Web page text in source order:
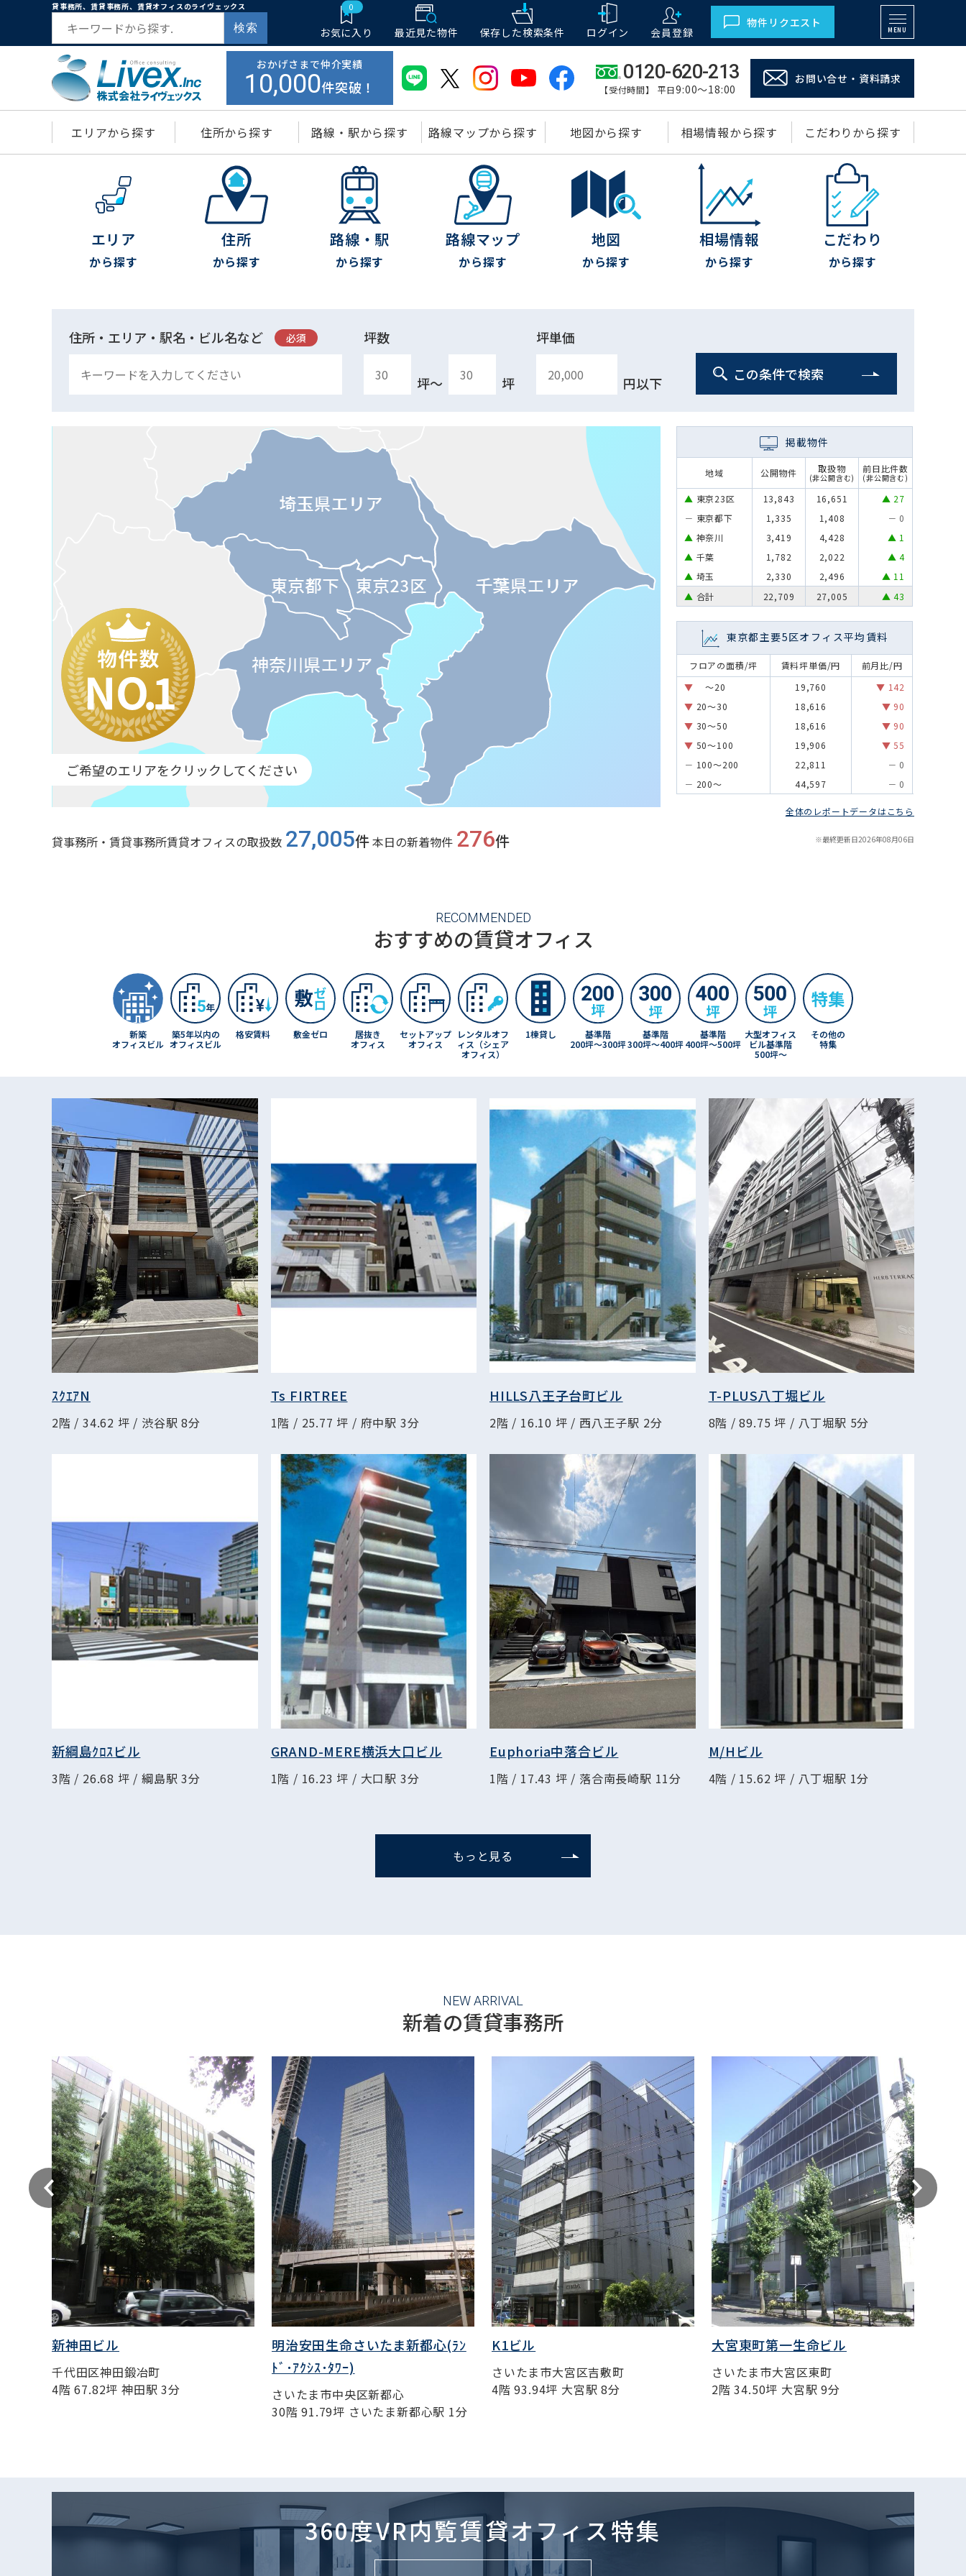
貸事務所、賃貸事務所、賃貸オフィスのライヴェックス
検索
0
お気に入り 最近見た物件 保存した検索条件 ログイン 会員登録
物件リクエスト
MENU
おかげさまで仲介実績
10,000件突破！
0120-620-213
【受付時間】 平日9:00～18:00
お問い合せ・資料請求
エリアから探す 住所から探す 路線・駅から探す 路線マップから探す 地図から探す 相場情報から探す こだわりから探す
エリア
から探す
住所
から探す
路線・駅
から探す
路線マップ
から探す
地図
から探す
相場情報
から探す
こだわり
から探す
住所・エリア・駅名・ビル名など 必須 坪数
坪〜 坪
坪単価
円以下 この条件で検索
ご希望のエリアをクリックしてください
掲載物件
地域 公開物件 取扱物
(非公開含む)
前⽇⽐件数
(非公開含む)
東京23区 13,843 16,651
27
東京都下
1,335 1,408
0
神奈川
3,419 4,428
1
千葉
1,782 2,022
4
埼玉
2,330 2,496
11
合計
22,709 27,005 43
東京都主要5区オフィス平均賃料
フロアの面積/坪 賃料坪単価/円
前月比/円
～20
19,760
142
20～30
18,616
90
30～50
18,616
90
50～100
19,906
55
100～200
22,811
0
200～
44,597 0
全体のレポートデータはこちら
貸事務所・賃貸事務所賃貸オフィスの取扱数 27,005件本日の新着物件 276件 ※最終更新⽇2026年08月06日
RECOMMENDED
おすすめの賃貸オフィス
新築
オフィスビル
築5年以内の
オフィスビル
格安賃料 敷金ゼロ
居抜き
オフィス
セットアップ
オフィス
レンタルオフ
ィス（シェア
オフィス）
1棟貸し
基準階
200坪〜300坪
基準階
300坪〜400坪
基準階
400坪〜500坪
大型オフィス
ビル基準階
500坪〜
その他の
特集
ｽｸｴｱN
2階 / 34.62 坪 / 渋谷駅 8分
Ts FIRTREE
1階 / 25.77 坪 / 府中駅 3分
HILLS八王子台町ビル
2階 / 16.10 坪 / 西八王子駅 2分
T-PLUS八丁堀ビル
8階 / 89.75 坪 / 八丁堀駅 5分
新綱島ｸﾛｽビル
3階 / 26.68 坪 / 綱島駅 3分
GRAND-MERE横浜大口ビル
1階 / 16.23 坪 / 大口駅 3分
Euphoria中落合ビル
1階 / 17.43 坪 / 落合南長崎駅 11分
M/Hビル
4階 / 15.62 坪 / 八丁堀駅 1分
もっと見る
NEW ARRIVAL
新着の賃貸事務所
新神田ビル
千代田区神田鍛冶町
4階 67.82坪 神田駅 3分
明治安田生命さいたま新都心(ﾗﾝ
ﾄﾞ･ｱｸｼｽ･ﾀﾜｰ)
さいたま市中央区新都心
30階 91.79坪 さいたま新都心駅 1分
K1ビル
さいたま市大宮区吉敷町
4階 93.94坪 大宮駅 8分
大宮東町第一生命ビル
さいたま市大宮区東町
2階 34.50坪 大宮駅 9分
360度VR内覧賃貸オフィス特集